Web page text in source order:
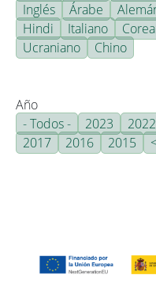
Inglés
Árabe
Hindi
Italiano
Ucraniano
Chino
Año
- Todos -
2023 2022
2017
2016 2015